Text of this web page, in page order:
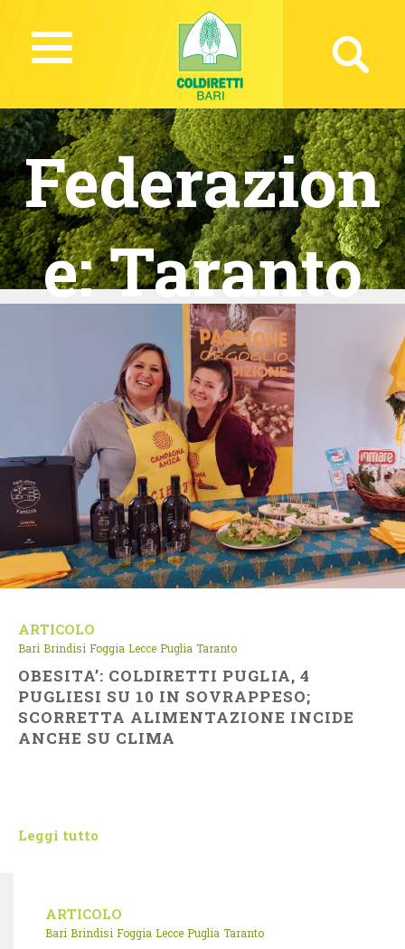
Federazion
e:Taranto
ARTICOLO
Bari Brindisi Foggia Lecce Puglia Taranto
OBESITA’: COLDIRETTI PUGLIA, 4
PUGLIESI SU 10 IN SOVRAPPESO;
SCORRETTA ALIMENTAZIONE INCIDE
ANCHE SU CLIMA
Leggi tutto
ARTICOLO
Bari Brindisi Foggia Lecce Puglia Taranto